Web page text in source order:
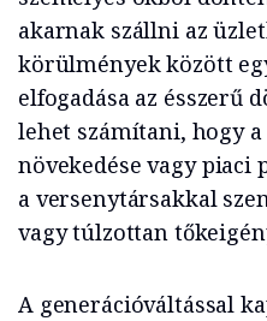
akarnak szállni az
körülmények között
elfogadása az ésszerű
lehet számítani, hogy
növekedése vagy piaci
a versenytársakkal
vagy túlzottan
A generációváltással